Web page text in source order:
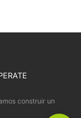
construir un